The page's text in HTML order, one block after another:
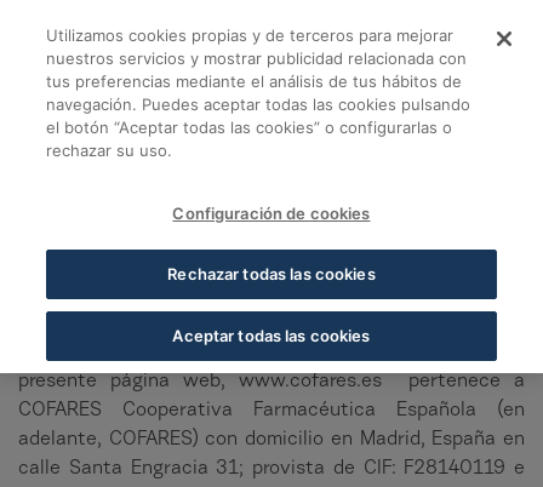
Información legal -
COFARES.ES
Información legal
Conforme al Art. 10 de la Ley 34/2002, de 11 de julio,
presente página web, www.cofares.es pertenece a
COFARES Cooperativa Farmacéutica Española (en
adelante, COFARES) con domicilio en Madrid, España en
calle Santa Engracia 31; provista de CIF: F28140119 e
Utilizamos cookies propias y de terceros para mejorar
nuestros servicios y mostrar publicidad relacionada con
tus preferencias mediante el análisis de tus hábitos de
navegación. Puedes aceptar todas las cookies pulsando
el botón “Aceptar todas las cookies” o configurarlas o
rechazar su uso.
Configuración de cookies
Rechazar todas las cookies
Aceptar todas las cookies